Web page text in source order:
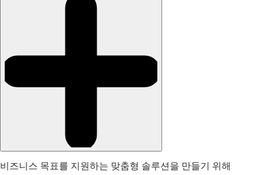
비즈니스 목표를 지원하는 맞춤형 솔루션을 만들기 위해